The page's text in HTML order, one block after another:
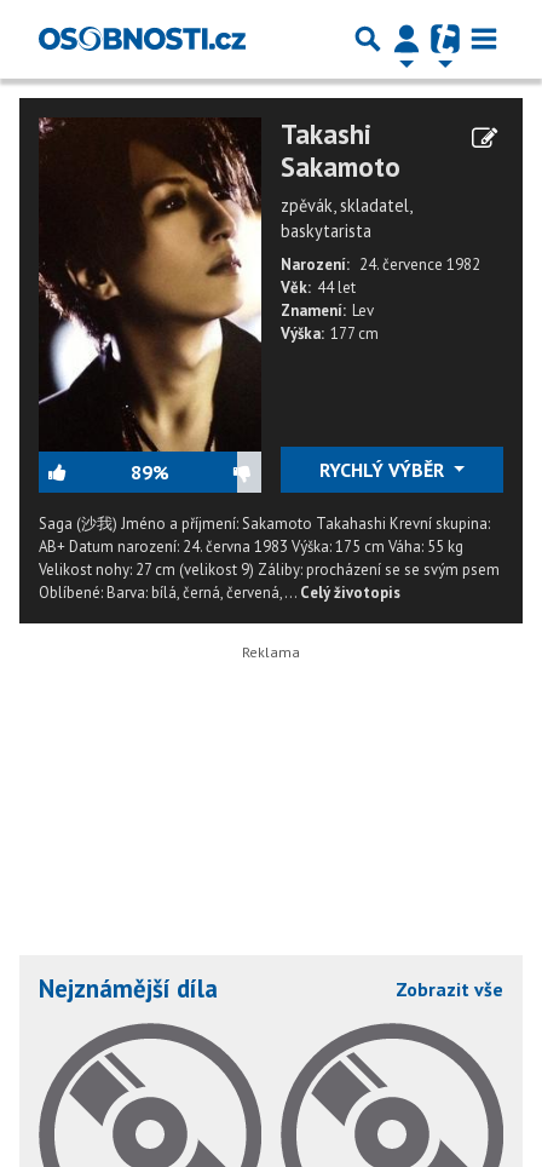
89%
Takashi
Sakamoto
zpěvák, skladatel,
baskytarista
Narození: 24. července 1982
Věk: 44 let
Znamení: Lev
Výška: 177 cm
RYCHLÝ VÝBĚR
Saga (沙我) Jméno a příjmení: Sakamoto Takahashi Krevní skupina:
AB+ Datum narození: 24. června 1983 Výška: 175 cm Váha: 55 kg
Velikost nohy: 27 cm (velikost 9) Záliby: procházení se se svým psem
Oblíbené: Barva: bílá, černá, červená,... Celý životopis
Nejznámější díla Zobrazit vše